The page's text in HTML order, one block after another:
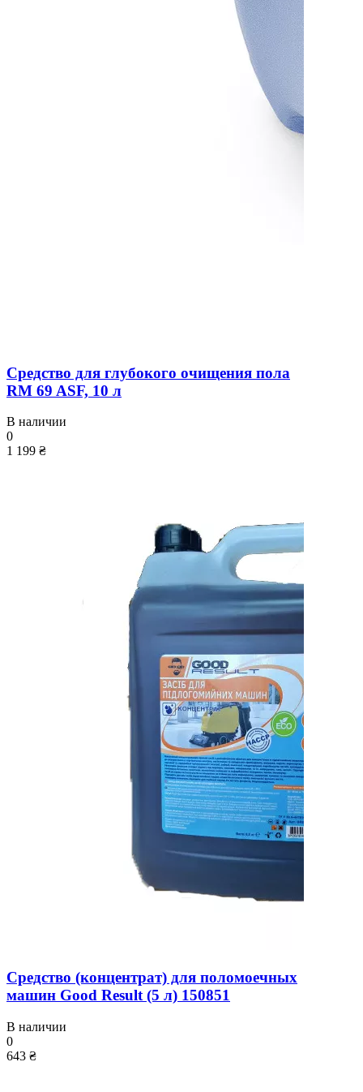
Средство для глубокого очищения пола
RM 69 ASF, 10 л
В наличии
0
1 199 ₴
Средство (концентрат) для поломоечных
машин Good Result (5 л) 150851
В наличии
0
643 ₴